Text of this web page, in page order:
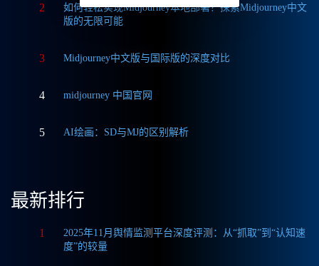
2
如何轻松实现Midjourney本地部署？探索Midjourney中文
版的无限可能
3 Midjourney中文版与国际版的深度对比
4 midjourney 中国官网
5 AI绘画：SD与MJ的区别解析
最新排行
1
2025年11月舆情监测平台深度评测：从“抓取”到“认知速
度”的较量